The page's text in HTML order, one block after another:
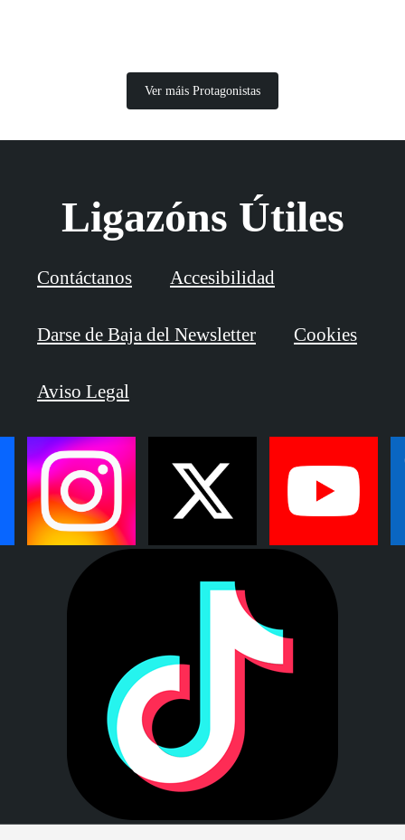
Ver máis Protagonistas
Ligazóns Útiles
Contáctanos Accesibilidad
Darse de Baja del Newsletter Cookies
Aviso Legal